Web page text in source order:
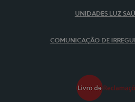
UNIDADES LUZ
COMUNICAÇÃO DE